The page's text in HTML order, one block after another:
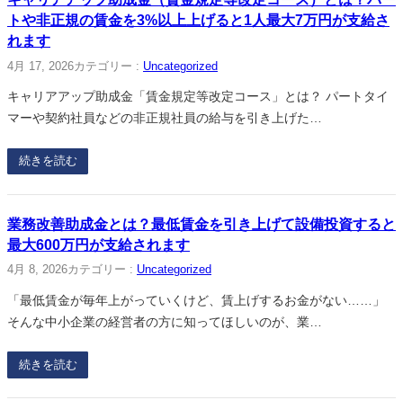
トや非正規の賃金を3%以上上げると1人最大7万円が支給さ
れます
4月 17, 2026カテゴリー : Uncategorized
キャリアアップ助成金「賃金規定等改定コース」とは？ パートタイ
マーや契約社員などの非正規社員の給与を引き上げた…
続きを読む
業務改善助成金とは？最低賃金を引き上げて設備投資すると
最大600万円が支給されます
4月 8, 2026カテゴリー : Uncategorized
「最低賃金が毎年上がっていくけど、賃上げするお金がない……」
そんな中小企業の経営者の方に知ってほしいのが、業…
続きを読む